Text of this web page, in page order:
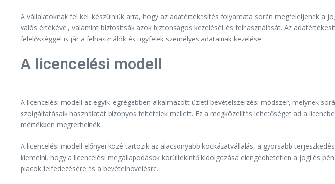
A vállalatoknak fel kell készülniük arra, hogy az adatértékesítés folyamata során megfeleljenek a
valós értékével, valamint biztosítsák azok biztonságos kezelését és felhasználását. Az
felelősséggel is jár a felhasználók és ügyfelek személyes adatainak kezelése.
A licencelési modell
A licencelési modell az egyik legrégebben alkalmazott üzleti bevételszerzési módszer, melynek
szolgáltatásaik használatát bizonyos feltételek mellett. Ez a megközelítés lehetőséget ad a
mértékben megterhelnék.
A licencelési modell előnyei közé tartozik az alacsonyabb kockázatvállalás, a gyorsabb
kiemelni, hogy a licencelési megállapodások körültekintő kidolgozása elengedhetetlen a jogi és
piacok felfedezésére és a bevételnövelésre.